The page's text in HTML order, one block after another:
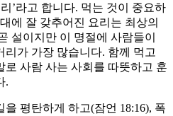
’라고 합니다. 먹는 것이 중요하
에 잘 갖추어진 요리는 최상의
설이지만 이 명절에 사람들이
리가 가장 많습니다. 함께 먹고
로 사람 사는 사회를 따뜻하고 훈
.
평탄하게 하고(잠언 18:16), 폭